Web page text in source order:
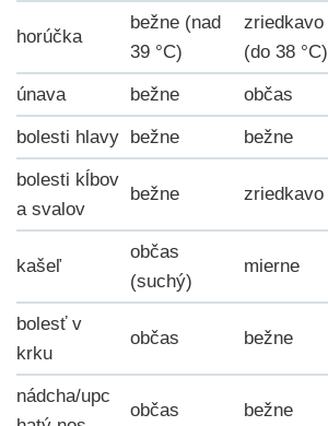
horúčka
bežne (nad
39 °C)
zriedkavo
(do 38 °C)
únava bežne občas
bolesti hlavy bežne bežne
bolesti kĺbov
a svalov
bežne zriedkavo
kašeľ
občas
(suchý)
mierne
bolesť v
krku
občas bežne
nádcha/upc
občas bežne